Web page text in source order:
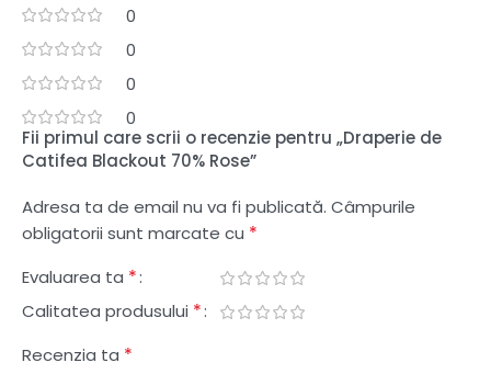
0
0
0
0
Fii primul care scrii o recenzie pentru „Draperie de
Catifea Blackout 70% Rose”
Adresa ta de email nu va fi publicată. Câmpurile
obligatorii sunt marcate cu *
Evaluarea ta *
Calitatea produsului *
Recenzia ta *